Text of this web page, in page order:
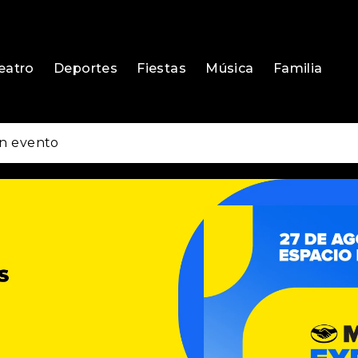
Deportes Fiestas Música Familia
evento